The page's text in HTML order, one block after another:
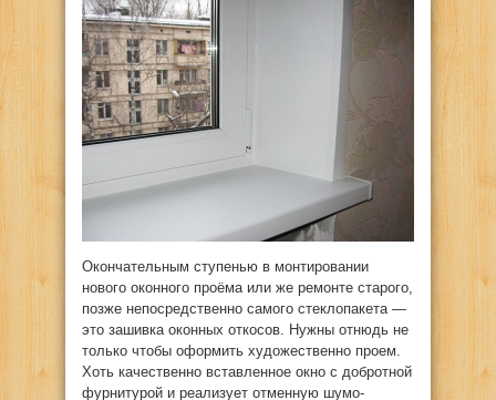
Окончательным ступенью в монтировании
нового оконного проёма или же ремонте старого,
позже непосредственно самого стеклопакета —
это зашивка оконных откосов. Нужны отнюдь не
только чтобы оформить художественно проем.
Хоть качественно вставленное окно с добротной
фурнитурой и реализует отменную шумо-